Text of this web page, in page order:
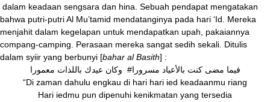
dalam keadaan sengsara dan hina. Sebuah pendapat mengatakan
bahwa putri-putri Al Mu’tamid mendatanginya pada hari ‘Id. Mereka
menjahit dalam kegelapan untuk mendapatkan upah, pakaiannya
compang-camping. Perasaan mereka sangat sedih sekali. Ditulis
dalam syiir yang berbunyi [bahar al Basith] :
فيما مضى كنت بالأعياد مسرورا# وكان عيدك باللذات معمورا
“Di zaman dahulu engkau di hari hari ied keadaanmu riang
Hari iedmu pun dipenuhi kenikmatan yang tersedia